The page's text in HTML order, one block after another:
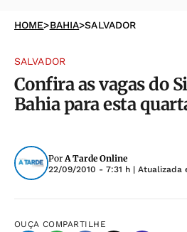
HOME>BAHIA>SALVADOR
SALVADOR
Confira as vagas do
Bahia para esta
PorA Tarde Online
22/09/2010 - 7:31 h | Atualizada
OUÇA COMPARTILHE